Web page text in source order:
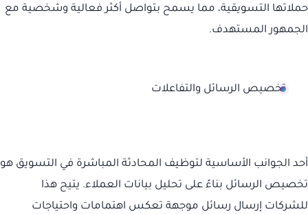
حملاتها التسويقية، مما يسمح بتواصل أكثر فعالية وشخصية مع
الجمهور المستهدف.
تخصيص الرسائل والتفاعلات
أحد الجوانب الأساسية لتوظيف المحادثة المباشرة في التسويق هو
تخصيص الرسائل بناءً على تحليل بيانات العملاء. يتيح هذا
للشركات إرسال رسائل موجهة تعكس اهتمامات واحتياجات